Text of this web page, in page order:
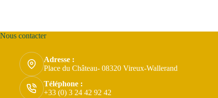
Nous contacter
Adresse :
Place du Château- 08320 Vireux-Wallerand
Téléphone :
+33 (0) 3 24 42 92 42